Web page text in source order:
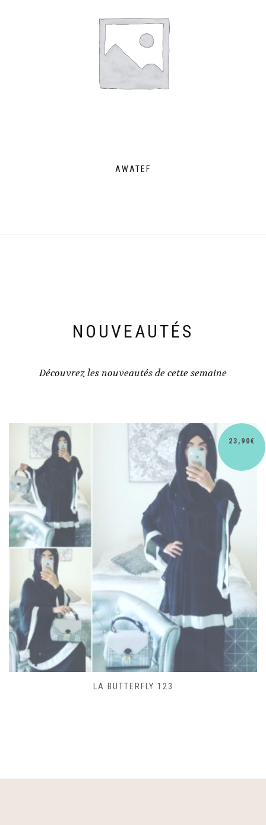
AWATEF
NOUVEAUTÉS
Découvrez les nouveautés de cette semaine
SAC LACET 480
30,90